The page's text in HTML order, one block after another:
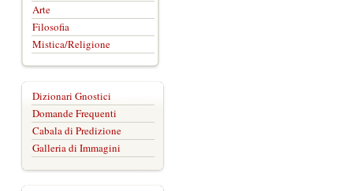
Arte
Filosofia
Mistica/Religione
Dizionari Gnostici
Domande Frequenti
Cabala di Predizione
Galleria di Immagini